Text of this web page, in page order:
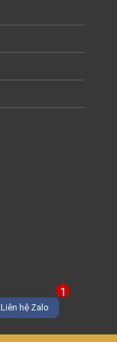
1
Liên hệ Zalo